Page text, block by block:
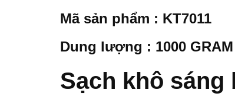
Mã sản phẩm : KT7011
Dung lượng : 1000 GRAM
Sạch khô sáng